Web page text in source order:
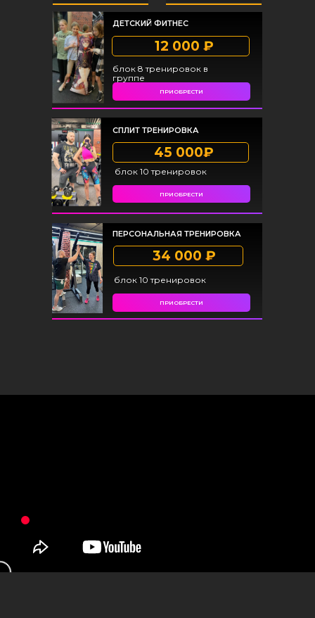
ДЕТСКИЙ ФИТНЕС
блок 8 тренировок в
группе
ПРИОБРЕСТИ
СПЛИТ ТРЕНИРОВКА
блок 10 тренировок
ПРИОБРЕСТИ
блок 10 тренировок
ПЕРСОНАЛЬНАЯ ТРЕНИРОВКА
ПРИОБРЕСТИ
34 000 ₽
12 000 ₽
45 000₽